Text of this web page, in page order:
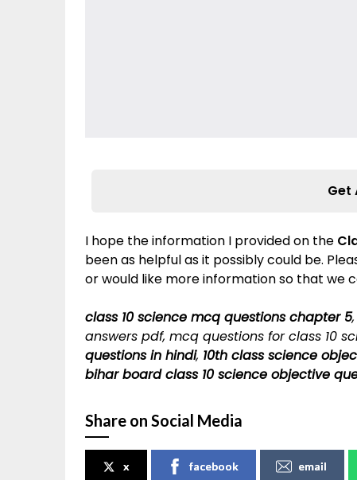
Get
I hope the information I provided on the
been as helpful as it possibly could be.
or would like more information so that we
class 10 science mcq questions chapter 5,
answers pdf, mcq questions for class 10
questions in hindi, 10th class science
bihar board class 10 science objective
Share on Social Media
x facebook email